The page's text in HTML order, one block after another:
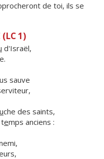
de toi, ils se
1)
d'Israël,
sauve
uche des saints,
temps anciens :